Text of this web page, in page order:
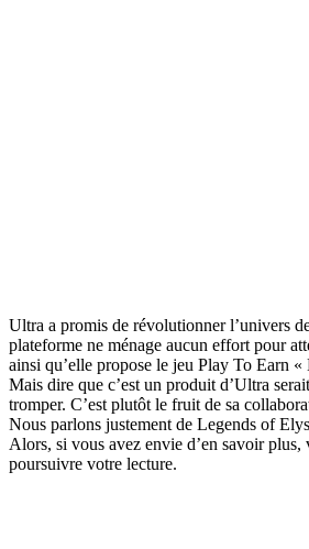
Ultra a promis de révolutionner l’univers
plateforme ne ménage aucun effort pour
ainsi qu’elle propose le jeu Play To Earn
Mais dire que c’est un produit d’Ultra
tromper. C’est plutôt le fruit de sa
Nous parlons justement de Legends of
Alors, si vous avez envie d’en savoir plus,
poursuivre votre lecture.